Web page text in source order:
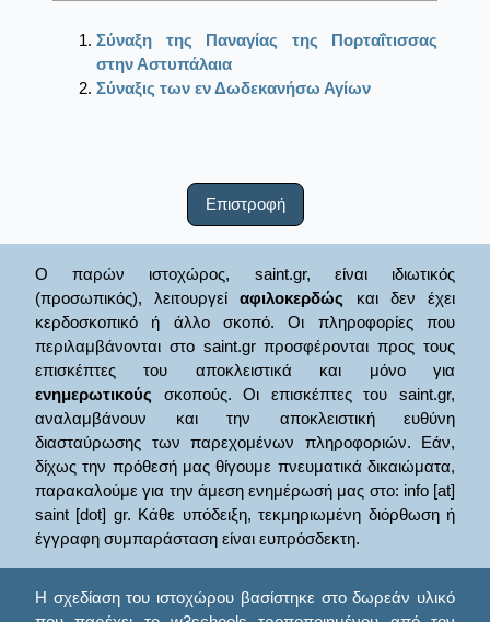
Σύναξη της Παναγίας της Πορταΐτισσας
στην Αστυπάλαια
Σύναξις των εν Δωδεκανήσω Αγίων
Επιστροφή
Ο παρών ιστοχώρος, saint.gr, είναι ιδιωτικός
(προσωπικός), λειτουργείαφιλοκερδώς και δεν έχει
κερδοσκοπικό ή άλλο σκοπό. Οι πληροφορίες που
περιλαμβάνονται στο saint.gr προσφέρονται προς τους
επισκέπτες του αποκλειστικά και μόνο για
ενημερωτικούς σκοπούς. Οι επισκέπτες του saint.gr,
αναλαμβάνουν και την αποκλειστική ευθύνη
διασταύρωσης των παρεχομένων πληροφοριών. Εάν,
δίχως την πρόθεσή μας θίγουμε πνευματικά δικαιώματα,
παρακαλούμε για την άμεση ενημέρωσή μας στο: info [at]
saint [dot] gr. Κάθε υπόδειξη, τεκμηριωμένη διόρθωση ή
έγγραφη συμπαράσταση είναι ευπρόσδεκτη.
Η σχεδίαση του ιστοχώρου βασίστηκε στο δωρεάν υλικό